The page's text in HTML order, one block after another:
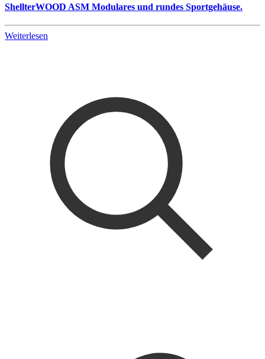
ShellterWOOD ASM Modulares und rundes Sportgehäuse.
Weiterlesen